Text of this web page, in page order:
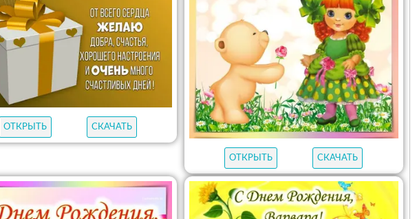
ОТКРЫТЬ СКАЧАТЬ
ОТКРЫТЬ СКАЧАТЬ